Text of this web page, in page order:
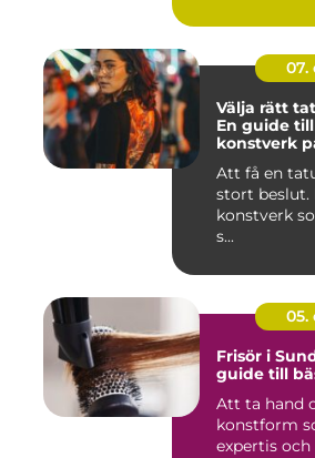
07.
Välja rätt
En guide
konstverk
Att få en
stort beslut.
konstverk
s...
05.
Frisör i
guide till
Att ta hand
konstform
expertis och